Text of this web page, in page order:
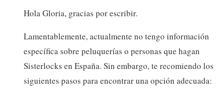
Hola Gloria, gracias por escribir.
Lamentablemente, actualmente no tengo información
específica sobre peluquerías o personas que hagan
Sisterlocks en España. Sin embargo, te recomiendo los
siguientes pasos para encontrar una opción adecuada: